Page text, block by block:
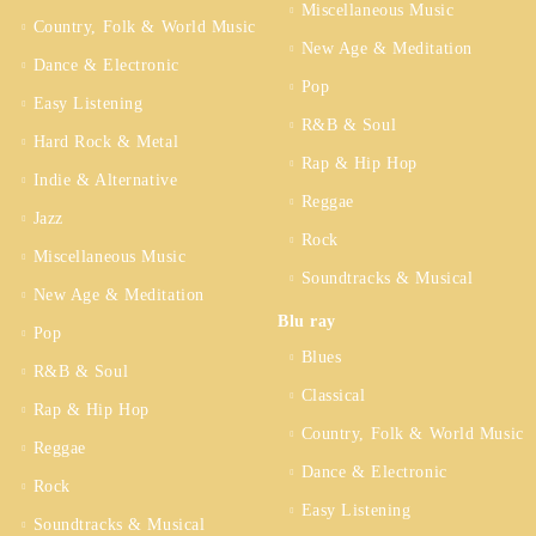
Country, Folk & World Music
Dance & Electronic
Easy Listening
Hard Rock & Metal
Indie & Alternative
Jazz
Miscellaneous Music
New Age & Meditation
Pop
R&B & Soul
Rap & Hip Hop
Reggae
Rock
Soundtracks & Musical
Miscellaneous Music
New Age & Meditation
Pop
R&B & Soul
Rap & Hip Hop
Reggae
Rock
Soundtracks & Musical
Blu ray
Blues
Classical
Country, Folk & World Music
Dance & Electronic
Easy Listening